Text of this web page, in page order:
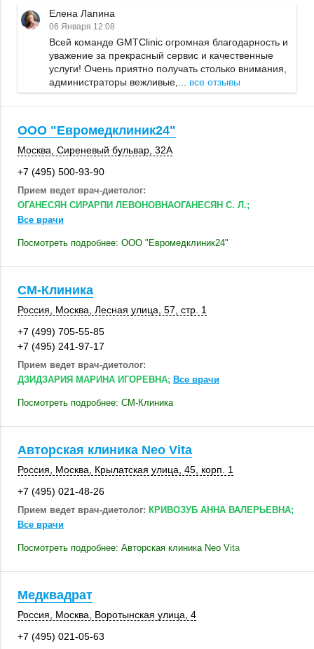
Елена Лапина
06 Января 12:08
Всей команде GMTClinic огромная благодарность и
уважение за прекрасный сервис и качественные
услуги! Очень приятно получать столько внимания,
администраторы вежливые,... все отзывы
ООО "Евромедклиник24"
Москва Сиреневый бульвар 32А
+7 (495) 500-93-90
Прием ведет врач-диетолог:
ОГАНЕСЯН СИРАРПИ ЛЕВОНОВНАОГАНЕСЯН С. Л.;
Все врачи
Посмотреть подробнее: ООО "Евромедклиник24"
СМ-Клиника
Россия Москва Лесная улица, 57 стр. 1
+7 (499) 705-55-85
+7 (495) 241-97-17
Прием ведет врач-диетолог:
ДЗИДЗАРИЯ МАРИНА ИГОРЕВНА; Все врачи
Посмотреть подробнее: СМ-Клиника
Авторская клиника Neo Vita
Россия Москва , Крылатская улица, 45, корп. 1
+7 (495) 021-48-26
Прием ведет врач-диетолог: КРИВОЗУБ АННА ВАЛЕРЬЕВНА;
Все врачи
Посмотреть подробнее: Авторская клиника Neo Vita
Медквадрат
Россия Москва , Воротынская улица, 4
+7 (495) 021-05-63